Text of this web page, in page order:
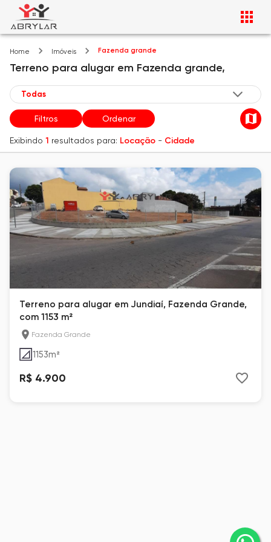
Home Imóveis Fazenda grande
Terreno para alugar em Fazenda grande,
Filtros Ordenar
Exibindo 1 resultados para: Locação - Cidade
Terreno para alugar em Jundiaí, Fazenda Grande,
com 1153 m²
Fazenda Grande
1153m²
R$ 4.900